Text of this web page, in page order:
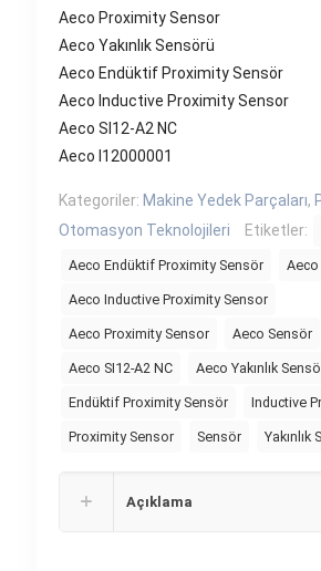
Aeco Proximity Sensor
Aeco Yakınlık Sensörü
Aeco Endüktif Proximity Sensör
Aeco Inductive Proximity Sensor
Aeco SI12-A2 NC
Aeco I12000001
Kategoriler: Makine Yedek Parçaları,
Otomasyon Teknolojileri
Etiketler:
Aeco Endüktif Proximity Sensör Aeco
Aeco Inductive Proximity Sensor
Aeco Proximity Sensor Aeco Sensör
Aeco SI12-A2 NC Aeco Yakınlık
Endüktif Proximity Sensör Inductive
Proximity Sensor Sensör Yakınlık
Açıklama